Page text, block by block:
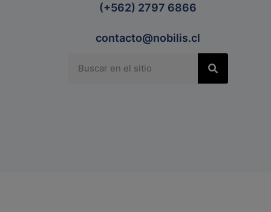
(+562) 2797 6866
contacto@nobilis.cl